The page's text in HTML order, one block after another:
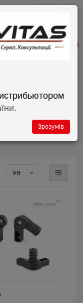
33 45 98
890 62 62
з'єднувачі для труб З'..
Зажимні
дляЗрозумів